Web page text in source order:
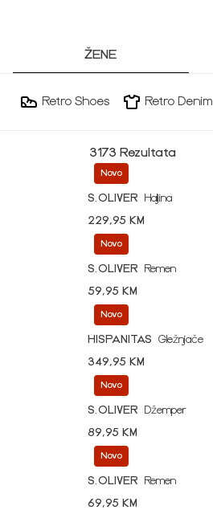
ŽENE
Retro Shoes Retro Denim
3173 Rezultata
Novo
S.OLIVER
Haljina
229,95 KM
Novo
S.OLIVER
Remen
59,95 KM
Novo
HISPANITAS
Gležnjače
349,95 KM
Novo
S.OLIVER
Džemper
89,95 KM
Novo
S.OLIVER
Remen
69,95 KM